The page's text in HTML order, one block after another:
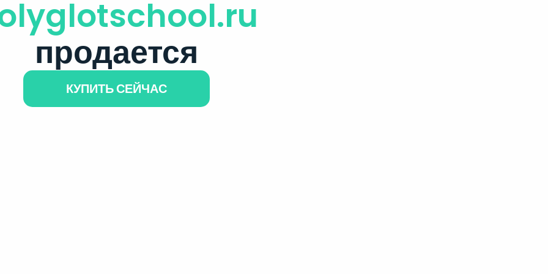
продается
КУПИТЬ СЕЙЧАС